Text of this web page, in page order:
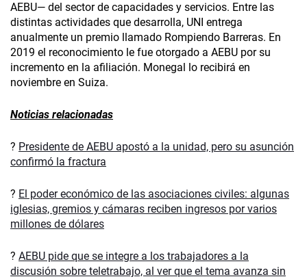
AEBU— del sector de capacidades y servicios. Entre las
distintas actividades que desarrolla, UNI entrega
anualmente un premio llamado Rompiendo Barreras. En
2019 el reconocimiento le fue otorgado a AEBU por su
incremento en la afiliación. Monegal lo recibirá en
noviembre en Suiza.
Noticias relacionadas
? Presidente de AEBU apostó a la unidad, pero su asunción
confirmó la fractura
? El poder económico de las asociaciones civiles: algunas
iglesias, gremios y cámaras reciben ingresos por varios
millones de dólares
? AEBU pide que se integre a los trabajadores a la
discusión sobre teletrabajo, al ver que el tema avanza sin